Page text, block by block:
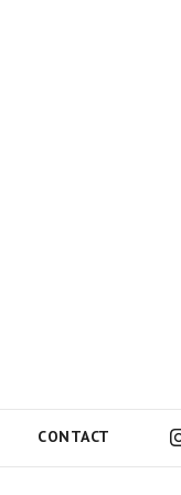
CONTACT